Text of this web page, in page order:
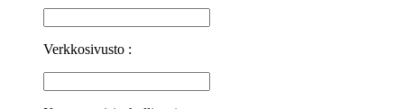
Verkkosivusto :